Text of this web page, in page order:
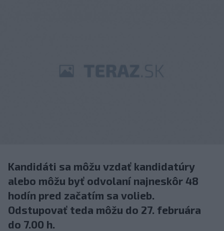
Kandidáti sa môžu vzdať kandidatúry
alebo môžu byť odvolaní najneskôr 48
hodín pred začatím sa volieb.
Odstupovať teda môžu do 27. februára
do 7.00 h.